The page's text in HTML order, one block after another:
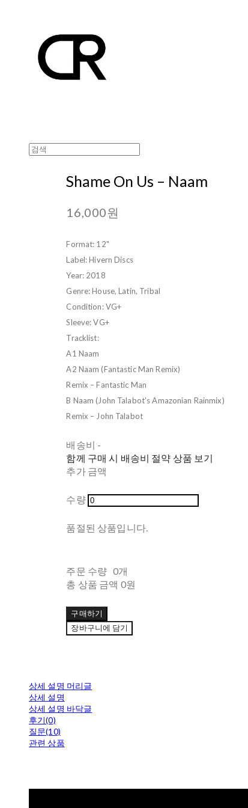
Shame On Us ‎– Naam
16,000원
Format: 12"
Label: Hivern Discs
Year: 2018
Genre: House, Latin, Tribal
Condition: VG+
Sleeve: VG+
Tracklist:
A1 Naam
A2 Naam (Fantastic Man Remix)
Remix – Fantastic Man
B Naam (John Talabot's Amazonian Rainmix)
Remix – John Talabot
배송비 -
함께 구매 시 배송비 절약 상품 보기
추가 금액
수량
품절된 상품입니다.
주문 수량 0개
총 상품 금액 0원
구매하기
장바구니에 담기
상세 설명 머리글
상세 설명
상세 설명 바닥글
후기(0)
질문(10)
관련 상품